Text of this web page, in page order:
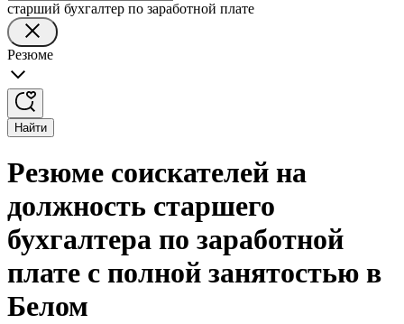
старший бухгалтер по заработной плате
Резюме
Найти
Резюме соискателей на
должность старшего
бухгалтера по заработной
плате с полной занятостью в
Белом